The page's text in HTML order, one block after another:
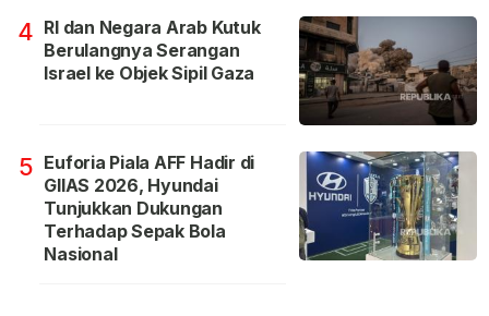
4 RI dan Negara Arab Kutuk
Berulangnya Serangan
Israel ke Objek Sipil Gaza
5 Euforia Piala AFF Hadir di
GIIAS 2026, Hyundai
Tunjukkan Dukungan
Terhadap Sepak Bola
Nasional